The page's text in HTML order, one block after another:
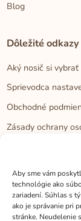
Aby sme vám
technológie ako
zariadení. Súhlas s
ako je správanie pri
stránke. Neudelenie
Blog
Dôležité odkazy
Aký nosič si vybrať
Sprievodca
Obchodné
Zásady ochrany
Kontakt